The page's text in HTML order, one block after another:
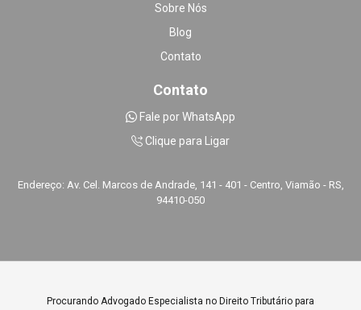
Sobre Nós
Blog
Contato
Contato
Fale por WhatsApp
Clique para Ligar
Endereço: Av. Cel. Marcos de Andrade, 141 - 401 - Centro, Viamão - RS,
94410-050
Procurando Advogado Especialista no Direito Tributário para